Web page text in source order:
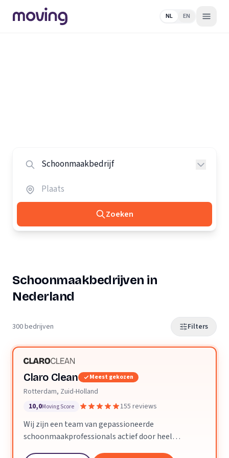
NL EN
Zoeken
Schoonmaakbedrijven in
Nederland
300 bedrijven Filters
Claro Clean Meest gekozen
Rotterdam, Zuid-Holland
10,0Moving Score 155 reviews
Wij zijn een team van gepassioneerde
schoonmaakprofessionals actief door heel